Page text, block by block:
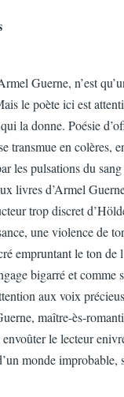
Guerne, n’est
le poète ici est
la donne. Poésie
transmue en colères,
les pulsations du
livres d’Armel
trop discret
une violence de
empruntant le ton de
bigarré et comme
aux voix
maître-ès-
le lecteur
monde improbable,